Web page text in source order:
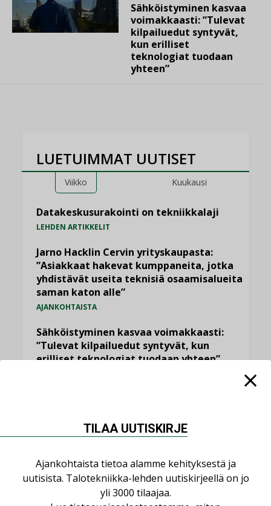
Sähköistyminen kasvaa
voimakkaasti: ”Tulevat
kilpailuedut syntyvät,
kun erilliset
teknologiat tuodaan
yhteen”
LUETUIMMAT UUTISET
Viikko Kuukausi
Datakeskusurakointi on tekniikkalaji
LEHDEN ARTIKKELIT
Jarno Hacklin Cervin yrityskaupasta:
”Asiakkaat hakevat kumppaneita, jotka
yhdistävät useita teknisiä osaamisalueita
saman katon alle”
AJANKOHTAISTA
Sähköistyminen kasvaa voimakkaasti:
”Tulevat kilpailuedut syntyvät, kun
erilliset teknologiat tuodaan yhteen”
Kaivamattomat menetelmät
LEHDEN ARTIKKELIT,TILAAJILLE
TILAA UUTISKIRJE
Ajankohtaista tietoa alamme kehityksestä ja
uutisista. Talotekniikka-lehden uutiskirjeellä on jo
yli 3000 tilaajaa.